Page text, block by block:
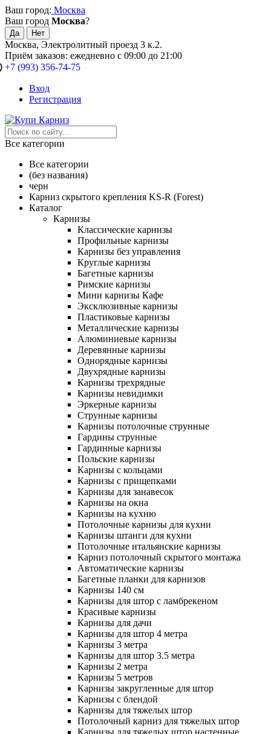
Ваш город: Москва
Ваш город Москва?
Москва, Электролитный проезд 3 к.2.
Приём заказов: ежедневно с 09:00 до 21:00
+7 (993) 356-74-75
Вход
Регистрация
Все категории
Все категории
(без названия)
черн
Карниз скрытого крепления KS-R (Forest)
Каталог
Карнизы
Классические карнизы
Профильные карнизы
Карнизы без управления
Круглые карнизы
Багетные карнизы
Римские карнизы
Мини карнизы Кафе
Эксклюзивные карнизы
Пластиковые карнизы
Металлические карнизы
Алюминиевые карнизы
Деревянные карнизы
Однорядные карнизы
Двухрядные карнизы
Карнизы трехрядные
Карнизы невидимки
Эркерные карнизы
Струнные карнизы
Карнизы потолочные струнные
Гардины струнные
Гардинные карнизы
Польские карнизы
Карнизы с кольцами
Карнизы с прищепками
Карнизы для занавесок
Карнизы на окна
Карнизы на кухню
Потолочные карнизы для кухни
Карнизы штанги для кухни
Потолочные итальянские карнизы
Карниз потолочный скрытого монтажа
Автоматические карнизы
Багетные планки для карнизов
Карнизы 140 см
Карнизы для штор с ламбрекеном
Красивые карнизы
Карнизы для дачи
Карнизы для штор 4 метра
Карнизы 3 метра
Карнизы для штор 3.5 метра
Карнизы 2 метра
Карнизы 5 метров
Карнизы закругленные для штор
Карнизы с блендой
Карнизы для тяжелых штор
Потолочный карниз для тяжелых штор
Карнизы для тяжелых штор настенные